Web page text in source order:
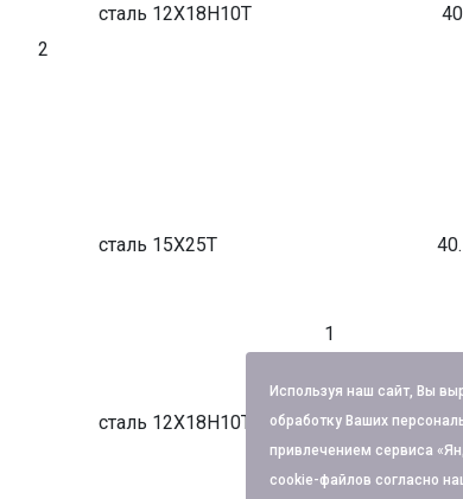
2
сталь 12Х18Н10Т
сталь 15Х25Т
1
сталь 12Х18Н10Т
Используя наш сайт, Вы
обработку Ваших
привлечением сервиса
cookie-файлов согласно